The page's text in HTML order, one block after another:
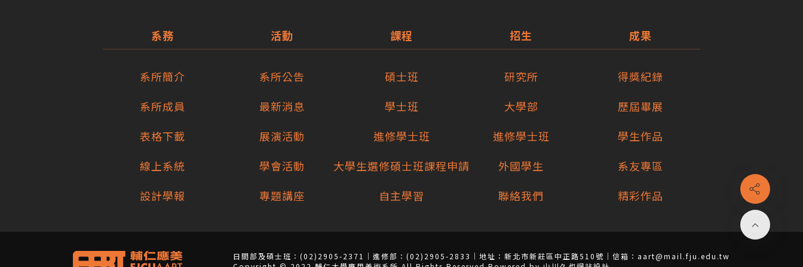
系務
系所簡介
系所成員
表格下載
線上系統
設計學報
活動
系所公告
最新消息
展演活動
學會活動
專題講座
課程
碩士班
學士班
進修學士班
大學生選修碩士班課程申請
自主學習
招生
研究所
大學部
進修學士班
外國學生
聯絡我們
成果
得獎紀錄
歷屆畢展
學生作品
系友專區
精彩作品
日間部及碩士班：(02)2905-2371｜進修部：(02)2905-2833｜地址：新北市新莊區中正路510號｜信箱：aart@mail.fju.edu.tw